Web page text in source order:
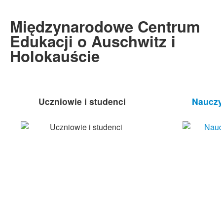
Międzynarodowe Centrum
Edukacji o Auschwitz i
Holokauście
Uczniowie i studenci